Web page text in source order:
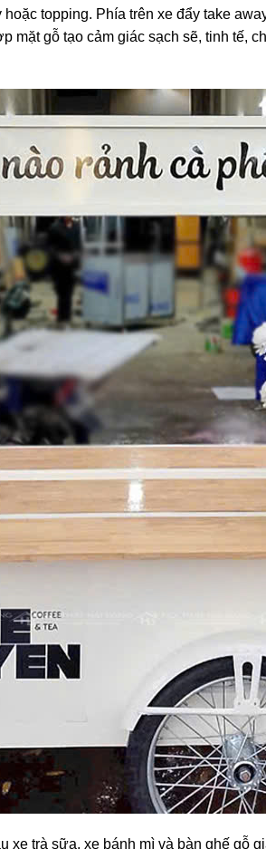
topping. Phía trên xe đẩy take
mặt gỗ tạo cảm giác sạch sẽ, tinh tế,
xe trà sữa, xe bánh mì và bàn ghế gỗ